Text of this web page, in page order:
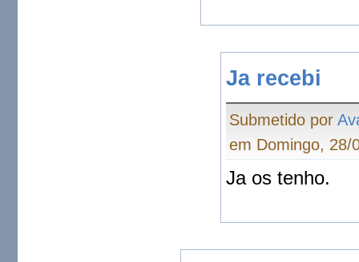
Ja recebi
Submetido por
em Domingo, 28/
Ja os tenho.